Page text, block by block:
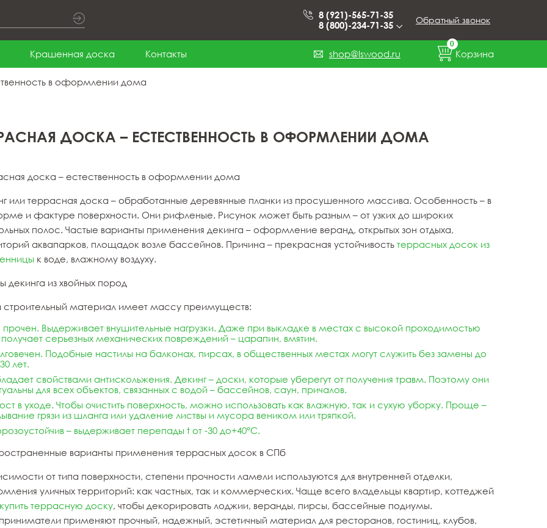
8 (921)-565-71-35
8 (800)-234-71-35
Обратный звонок
Крашенная доска Контакты shop@lswood.ru
0
Корзина
в оформлении дома
ДОСКА – ЕСТЕСТВЕННОСТЬ В ОФОРМЛЕНИИ ДОМА
доска – естественность в оформлении дома
или террасная доска – обработанные деревянные планки из просушенного массива. Особенность – в
и фактуре поверхности. Они рифленые. Рисунок может быть разным – от узких до широких
полос. Частые варианты применения декинга – оформление веранд, открытых зон отдыха,
аквапарков, площадок возле бассейнов. Причина – прекрасная устойчивость террасных досок из
к воде, влажному воздуху.
декинга из хвойных пород
строительный материал имеет массу преимуществ:
Выдерживает внушительные нагрузки. Даже при выкладке в местах с высокой проходимостью
серьезных механических повреждений – царапин, вмятин.
Подобные настилы на балконах, пирсах, в общественных местах могут служить без замены до
лет.
свойствами антискольжения. Декинг – доски, которые уберегут от получения травм. Поэтому они
для всех объектов, связанных с водой – бассейнов, саун, причалов.
в уходе. Чтобы очистить поверхность, можно использовать как влажную, так и сухую уборку. Проще –
грязи из шланга или удаление листвы и мусора веником или тряпкой.
– выдерживает перепады t от -30 до+40°С.
варианты применения террасных досок в СПб
от типа поверхности, степени прочности ламели используются для внутренней отделки,
уличных территорий: как частных, так и коммерческих. Чаще всего владельцы квартир, коттеджей
купить террасную доску, чтобы декорировать лоджии, веранды, пирсы, бассейные подиумы.
применяют прочный, надежный, эстетичный материал для ресторанов, гостиниц, клубов,